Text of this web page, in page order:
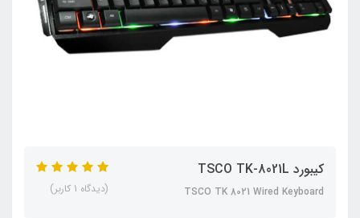
کیبورد TSCO TK-8021L
TSCO TK 8021 Wired Keyboard (دیدگاه 1 کاربر)